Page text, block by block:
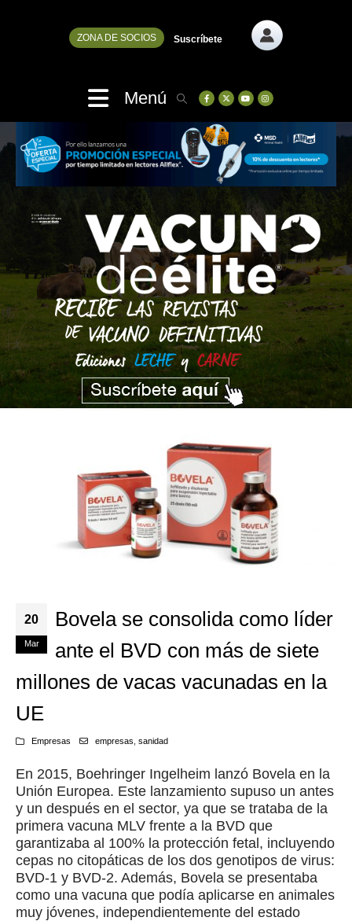
ZONA DE SOCIOS Suscríbete
Menú
20
Mar
Bovela se consolida como líder
ante el BVD con más de siete
millones de vacas vacunadas en la
UE
Empresas empresas sanidad
En 2015, Boehringer Ingelheim lanzó Bovela en la
Unión Europea. Este lanzamiento supuso un antes
y un después en el sector, ya que se trataba de la
primera vacuna MLV frente a la BVD que
garantizaba al 100% la protección fetal, incluyendo
cepas no citopáticas de los dos genotipos de virus:
BVD-1 y BVD-2. Además, Bovela se presentaba
como una vacuna que podía aplicarse en animales
muy jóvenes, independientemente del estado